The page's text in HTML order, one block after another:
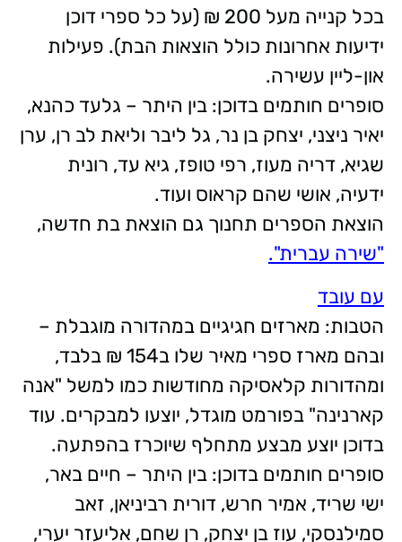
בכל קנייה מעל 200 ₪ (על כל ספרי דוכן
ידיעות אחרונות כולל הוצאות הבת). פעילות
און-ליין עשירה.
סופרים חותמים בדוכן: בין היתר – גלעד כהנא,
יאיר ניצני, יצחק בן נר, גל ליבר וליאת לב רן, ערן
שגיא, דריה מעוז, רפי טופז, גיא עד, רונית
ידעיה, אושי שהם קראוס ועוד.
הוצאת הספרים תחנוך גם הוצאת בת חדשה,
"שירה עברית".
עם עובד
הטבות: מארזים חגיגיים במהדורה מוגבלת –
ובהם מארז ספרי מאיר שלו ב154 ₪ בלבד,
ומהדורות קלאסיקה מחודשות כמו למשל "אנה
קארנינה" בפורמט מוגדל, יוצעו למבקרים. עוד
בדוכן יוצע מבצע מתחלף שיוכרז בהפתעה.
סופרים חותמים בדוכן: בין היתר – חיים באר,
ישי שריד, אמיר חרש, דורית רביניאן, זאב
סמילנסקי, עוז בן יצחק, רן שחם, אליעזר יערי,